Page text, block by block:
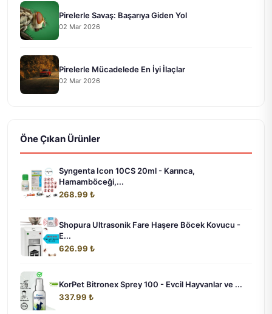
Pirelerle Savaş: Başarıya Giden Yol
02 Mar 2026
Pirelerle Mücadelede En İyi İlaçlar
02 Mar 2026
Öne Çıkan Ürünler
Syngenta Icon 10CS 20ml - Karınca,
Hamamböceği,...
268.99 ₺
Shopura Ultrasonik Fare Haşere Böcek Kovucu -
E...
626.99 ₺
KorPet Bitronex Sprey 100 - Evcil Hayvanlar ve ...
337.99 ₺